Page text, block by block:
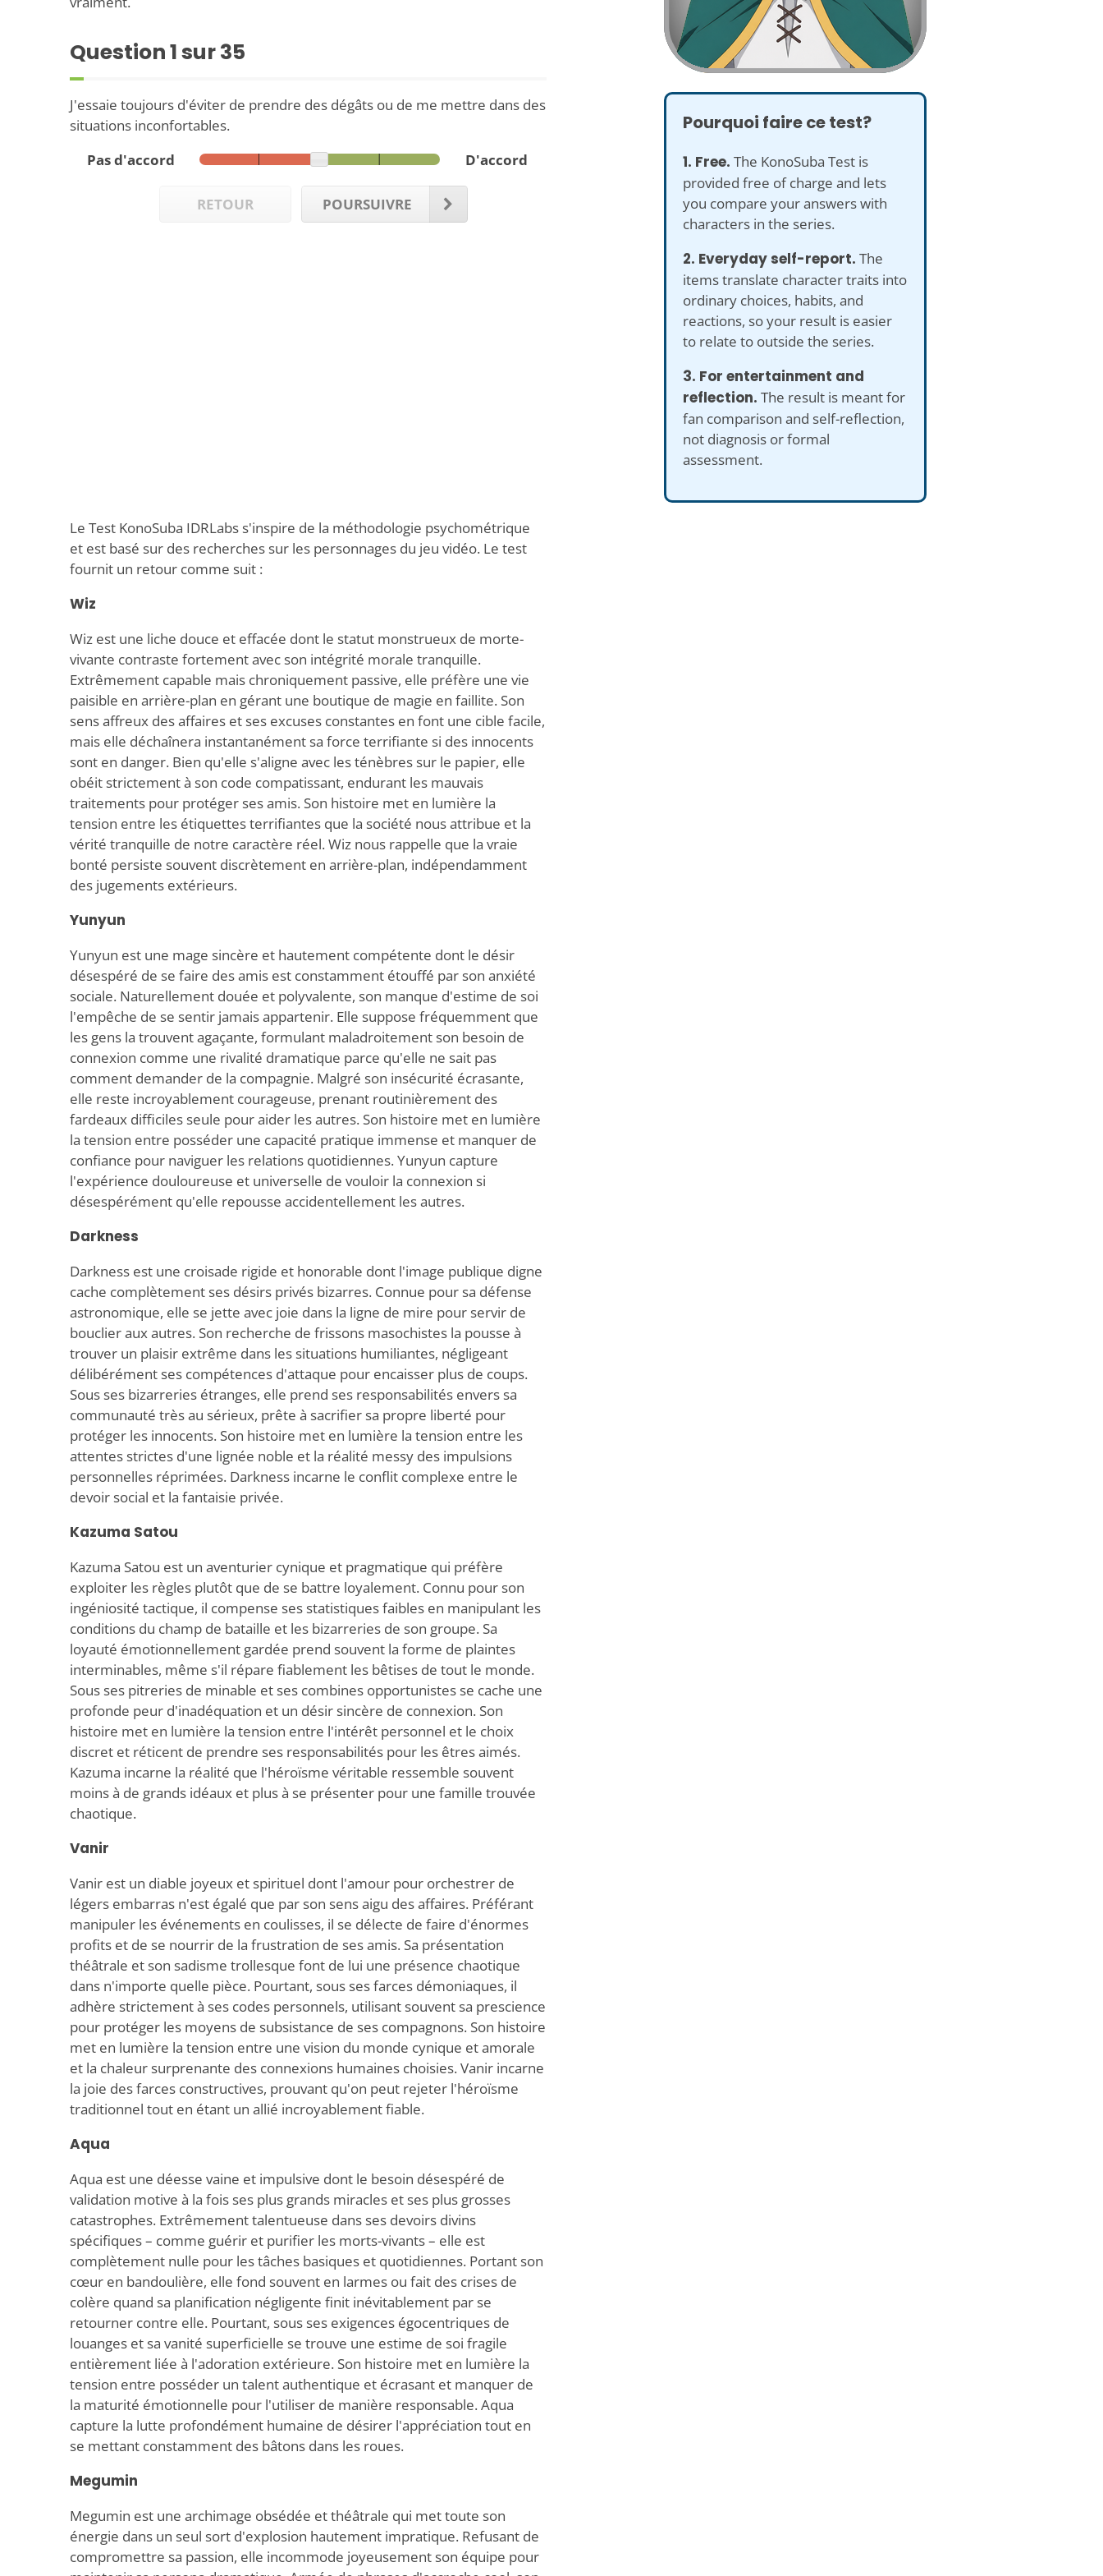
Question1sur 35
J'essaie toujours d'éviter de prendre des dégâts ou de me mettre dans des
situations inconfortables.
Pas d'accord
D'accord
RETOUR POURSUIVRE
Le Test KonoSuba IDRLabs s'inspire de la méthodologie psychométrique
et est basé sur des recherches sur les personnages du jeu vidéo. Le test
fournit un retour comme suit :
Wiz
Wiz est une liche douce et effacée dont le statut monstrueux de morte-
vivante contraste fortement avec son intégrité morale tranquille.
Extrêmement capable mais chroniquement passive, elle préfère une vie
paisible en arrière-plan en gérant une boutique de magie en faillite. Son
sens affreux des affaires et ses excuses constantes en font une cible facile,
mais elle déchaînera instantanément sa force terrifiante si des innocents
sont en danger. Bien qu'elle s'aligne avec les ténèbres sur le papier, elle
obéit strictement à son code compatissant, endurant les mauvais
traitements pour protéger ses amis. Son histoire met en lumière la
tension entre les étiquettes terrifiantes que la société nous attribue et la
vérité tranquille de notre caractère réel. Wiz nous rappelle que la vraie
bonté persiste souvent discrètement en arrière-plan, indépendamment
des jugements extérieurs.
Yunyun
Yunyun est une mage sincère et hautement compétente dont le désir
désespéré de se faire des amis est constamment étouffé par son anxiété
sociale. Naturellement douée et polyvalente, son manque d'estime de soi
l'empêche de se sentir jamais appartenir. Elle suppose fréquemment que
les gens la trouvent agaçante, formulant maladroitement son besoin de
connexion comme une rivalité dramatique parce qu'elle ne sait pas
comment demander de la compagnie. Malgré son insécurité écrasante,
elle reste incroyablement courageuse, prenant routinièrement des
fardeaux difficiles seule pour aider les autres. Son histoire met en lumière
la tension entre posséder une capacité pratique immense et manquer de
confiance pour naviguer les relations quotidiennes. Yunyun capture
l'expérience douloureuse et universelle de vouloir la connexion si
désespérément qu'elle repousse accidentellement les autres.
Darkness
Darkness est une croisade rigide et honorable dont l'image publique digne
cache complètement ses désirs privés bizarres. Connue pour sa défense
astronomique, elle se jette avec joie dans la ligne de mire pour servir de
bouclier aux autres. Son recherche de frissons masochistes la pousse à
trouver un plaisir extrême dans les situations humiliantes, négligeant
délibérément ses compétences d'attaque pour encaisser plus de coups.
Sous ses bizarreries étranges, elle prend ses responsabilités envers sa
communauté très au sérieux, prête à sacrifier sa propre liberté pour
protéger les innocents. Son histoire met en lumière la tension entre les
attentes strictes d'une lignée noble et la réalité messy des impulsions
personnelles réprimées. Darkness incarne le conflit complexe entre le
devoir social et la fantaisie privée.
Kazuma Satou
Kazuma Satou est un aventurier cynique et pragmatique qui préfère
exploiter les règles plutôt que de se battre loyalement. Connu pour son
ingéniosité tactique, il compense ses statistiques faibles en manipulant les
conditions du champ de bataille et les bizarreries de son groupe. Sa
loyauté émotionnellement gardée prend souvent la forme de plaintes
interminables, même s'il répare fiablement les bêtises de tout le monde.
Sous ses pitreries de minable et ses combines opportunistes se cache une
profonde peur d'inadéquation et un désir sincère de connexion. Son
histoire met en lumière la tension entre l'intérêt personnel et le choix
discret et réticent de prendre ses responsabilités pour les êtres aimés.
Kazuma incarne la réalité que l'héroïsme véritable ressemble souvent
moins à de grands idéaux et plus à se présenter pour une famille trouvée
chaotique.
Vanir
Vanir est un diable joyeux et spirituel dont l'amour pour orchestrer de
légers embarras n'est égalé que par son sens aigu des affaires. Préférant
manipuler les événements en coulisses, il se délecte de faire d'énormes
profits et de se nourrir de la frustration de ses amis. Sa présentation
théâtrale et son sadisme trollesque font de lui une présence chaotique
dans n'importe quelle pièce. Pourtant, sous ses farces démoniaques, il
adhère strictement à ses codes personnels, utilisant souvent sa prescience
pour protéger les moyens de subsistance de ses compagnons. Son histoire
met en lumière la tension entre une vision du monde cynique et amorale
et la chaleur surprenante des connexions humaines choisies. Vanir incarne
la joie des farces constructives, prouvant qu'on peut rejeter l'héroïsme
traditionnel tout en étant un allié incroyablement fiable.
Aqua
Aqua est une déesse vaine et impulsive dont le besoin désespéré de
validation motive à la fois ses plus grands miracles et ses plus grosses
catastrophes. Extrêmement talentueuse dans ses devoirs divins
spécifiques – comme guérir et purifier les morts-vivants – elle est
complètement nulle pour les tâches basiques et quotidiennes. Portant son
cœur en bandoulière, elle fond souvent en larmes ou fait des crises de
colère quand sa planification négligente finit inévitablement par se
retourner contre elle. Pourtant, sous ses exigences égocentriques de
louanges et sa vanité superficielle se trouve une estime de soi fragile
entièrement liée à l'adoration extérieure. Son histoire met en lumière la
tension entre posséder un talent authentique et écrasant et manquer de
la maturité émotionnelle pour l'utiliser de manière responsable. Aqua
capture la lutte profondément humaine de désirer l'appréciation tout en
se mettant constamment des bâtons dans les roues.
Megumin
Megumin est une archimage obsédée et théâtrale qui met toute son
énergie dans un seul sort d'explosion hautement impratique. Refusant de
compromettre sa passion, elle incommode joyeusement son équipe pour
Pourquoi faire ce test?
1. Free. The KonoSuba Test is
provided free of charge and lets
you compare your answers with
characters in the series.
2. Everyday self-report. The
items translate character traits into
ordinary choices, habits, and
reactions, so your result is easier
to relate to outside the series.
3. For entertainment and
reflection. The result is meant for
fan comparison and self-reflection,
not diagnosis or formal
assessment.